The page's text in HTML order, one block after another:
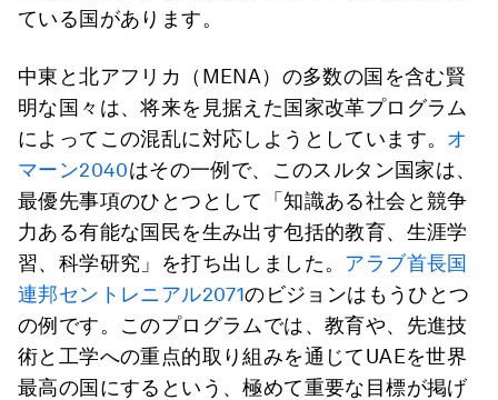
ている国があります。
中東と北アフリカ（MENA）の多数の国を含む賢
明な国々は、将来を見据えた国家改革プログラム
によってこの混乱に対応しようとしています。 オ
マーン2040はその一例で、このスルタン国家は、
最優先事項のひとつとして「知識ある社会と競争
力ある有能な国民を生み出す包括的教育、生涯学
習、科学研究」を打ち出しました。 アラブ首長国
連邦セントレニアル2071のビジョンはもうひとつ
の例です。このプログラムでは、教育や、先進技
術と工学への重点的取り組みを通じてUAEを世界
最高の国にするという、極めて重要な目標が掲げ